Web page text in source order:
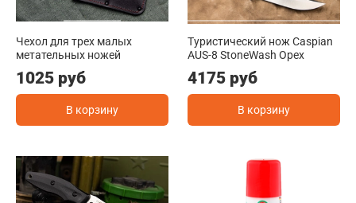
Чехол для трех малых
метательных ножей
1025 руб
В корзину
Туристический нож Caspian
AUS-8 StoneWash Орех
4175 руб
В корзину